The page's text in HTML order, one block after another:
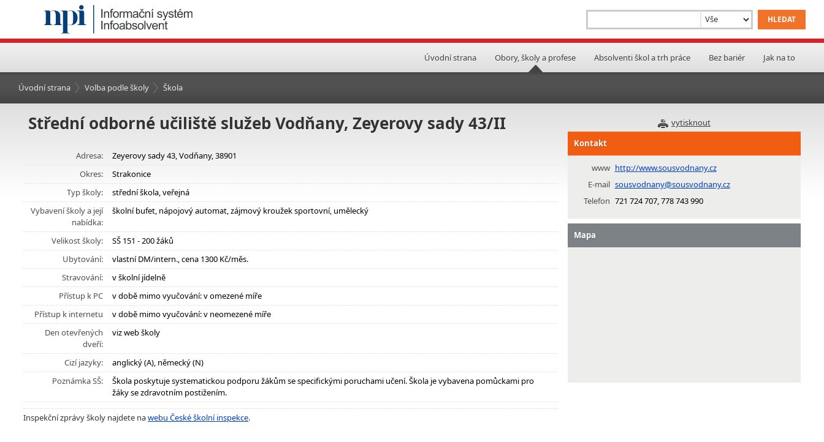
Úvodní strana Obory, školy a profese Absolventi škol a trh práce Bez bariér Jak na to
Úvodní strana Volba podle školy Škola
vytisknout
Střední odborné učiliště služeb Vodňany, Zeyerovy sady 43/II
Adresa:
Zeyerovy sady 43, Vodňany, 38901
Okres:
Strakonice
Typ školy:
střední škola, veřejná
Vybavení školy a její
nabídka:
školní bufet, nápojový automat, zájmový kroužek sportovní, umělecký
Velikost školy:
SŠ 151 - 200 žáků
Ubytování:
vlastní DM/intern., cena 1300 Kč/měs.
Stravování:
v školní jídelně
Přístup k PC
v době mimo vyučování: v omezené míře
Přístup k internetu
v době mimo vyučování: v neomezené míře
Den otevřených
dveří:
viz web školy
Cizí jazyky:
anglický (A), německý (N)
Poznámka SŠ:
Škola poskytuje systematickou podporu žákům se specifickými poruchami učení. Škola je vybavena pomůckami pro
žáky se zdravotním postižením.
Inspekční zprávy školy najdete nawebu České školní inspekce.
Kontakt
www http://www.sousvodnany.cz
E-mail sousvodnany@sousvodnany.cz
Telefon 721 724 707, 778 743 990
Mapa